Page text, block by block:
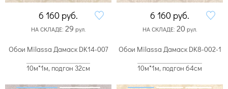
6 160 руб.
НА СКЛАДЕ: 29 рул.
6 160 руб.
НА СКЛАДЕ: 20рул.
Обои Milassa Дамаск DK14-007
10м*1м, подгон 32см
Обои Milassa Дамаск DK8-002-1
10м*1м, подгон 64см